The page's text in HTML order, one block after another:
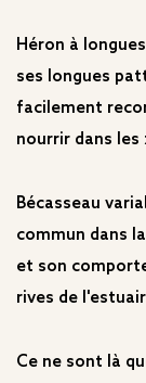
Héron à
ses longues
facilement
nourrir dans les
Bécasseau
commun dans
et son
rives de
Ce ne sont là